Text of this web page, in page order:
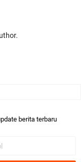
pemahaman yg
berita terbaru